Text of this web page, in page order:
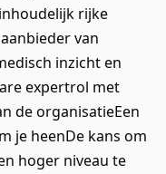
rijke
van
inzicht en
expertrol met
de organisatieEen
je heenDe kans om
hoger niveau te